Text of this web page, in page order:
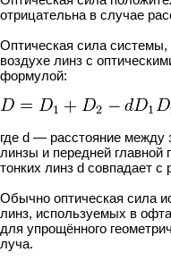
отрицательна в случае
Оптическая сила
воздухе линз с
формулой:
где d — расстояние между
линзы и передней
тонких линз d совпадает
Обычно оптическая сила
линз, используемых в
для упрощённого
луча.